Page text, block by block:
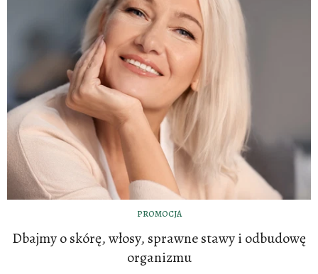
PROMOCJA
Dbajmy o skórę, włosy, sprawne stawy i odbudowę
organizmu